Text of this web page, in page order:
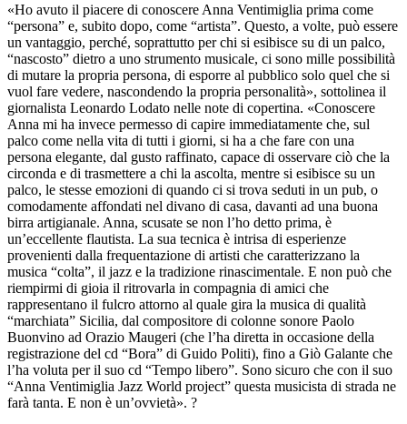
«Ho avuto il piacere di conoscere Anna Ventimiglia prima come
“persona” e, subito dopo, come “artista”. Questo, a volte, può essere
un vantaggio, perché, soprattutto per chi si esibisce su di un palco,
“nascosto” dietro a uno strumento musicale, ci sono mille possibilità
di mutare la propria persona, di esporre al pubblico solo quel che si
vuol fare vedere, nascondendo la propria personalità», sottolinea il
giornalista Leonardo Lodato nelle note di copertina. «Conoscere
Anna mi ha invece permesso di capire immediatamente che, sul
palco come nella vita di tutti i giorni, si ha a che fare con una
persona elegante, dal gusto raffinato, capace di osservare ciò che la
circonda e di trasmettere a chi la ascolta, mentre si esibisce su un
palco, le stesse emozioni di quando ci si trova seduti in un pub, o
comodamente affondati nel divano di casa, davanti ad una buona
birra artigianale. Anna, scusate se non l’ho detto prima, è
un’eccellente flautista. La sua tecnica è intrisa di esperienze
provenienti dalla frequentazione di artisti che caratterizzano la
musica “colta”, il jazz e la tradizione rinascimentale. E non può che
riempirmi di gioia il ritrovarla in compagnia di amici che
rappresentano il fulcro attorno al quale gira la musica di qualità
“marchiata” Sicilia, dal compositore di colonne sonore Paolo
Buonvino ad Orazio Maugeri (che l’ha diretta in occasione della
registrazione del cd “Bora” di Guido Politi), fino a Giò Galante che
l’ha voluta per il suo cd “Tempo libero”. Sono sicuro che con il suo
“Anna Ventimiglia Jazz World project” questa musicista di strada ne
farà tanta. E non è un’ovvietà». ?